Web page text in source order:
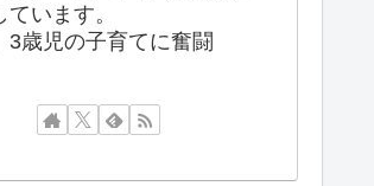
ています。
3歳児の子育てに奮闘